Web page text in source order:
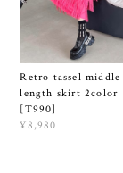
Retro tassel middle
length skirt 2color
[T990]
¥8,980